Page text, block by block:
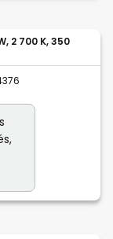
2 700 K, 350